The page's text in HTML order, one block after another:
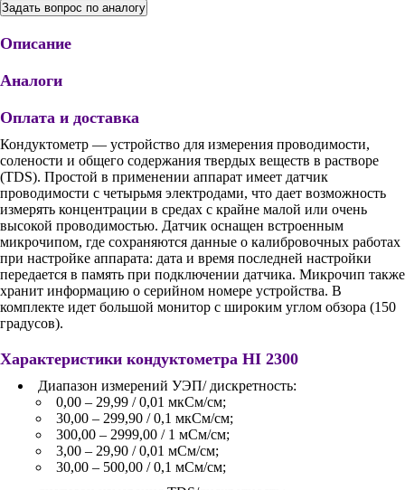
Задать вопрос по аналогу
Описание
Аналоги
Оплата и доставка
Кондуктометр — устройство для измерения проводимости,
солености и общего содержания твердых веществ в растворе
(TDS). Простой в применении аппарат имеет датчик
проводимости с четырьмя электродами, что дает возможность
измерять концентрации в средах с крайне малой или очень
высокой проводимостью. Датчик оснащен встроенным
микрочипом, где сохраняются данные о калибровочных работах
при настройке аппарата: дата и время последней настройки
передается в память при подключении датчика. Микрочип также
хранит информацию о серийном номере устройства. В
комплекте идет большой монитор с широким углом обзора (150
градусов).
Характеристики кондуктометра HI 2300
Диапазон измерений УЭП/ дискретность:
0,00 – 29,99 / 0,01 мкСм/см;
30,00 – 299,90 / 0,1 мкСм/см;
300,00 – 2999,00 / 1 мСм/см;
3,00 – 29,90 / 0,01 мСм/см;
30,00 – 500,00 / 0,1 мСм/см;